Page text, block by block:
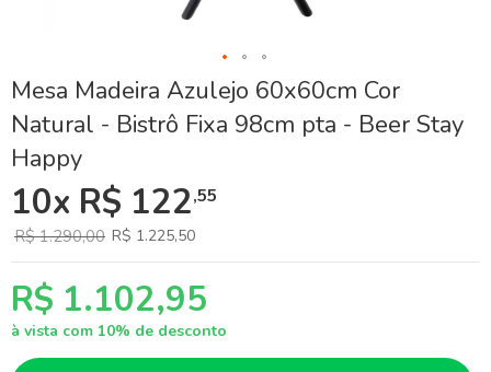
Mesa Madeira Azulejo 60x60cm Cor
Natural - Bistrô Fixa 98cm pta - Beer Stay
Happy
10x R$ 122,55
R$ 1.290,00 R$ 1.225,50
R$ 1.102,95
à vista com 10% de desconto
Skip
to
the
of
images